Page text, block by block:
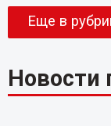
Еще в
Новости